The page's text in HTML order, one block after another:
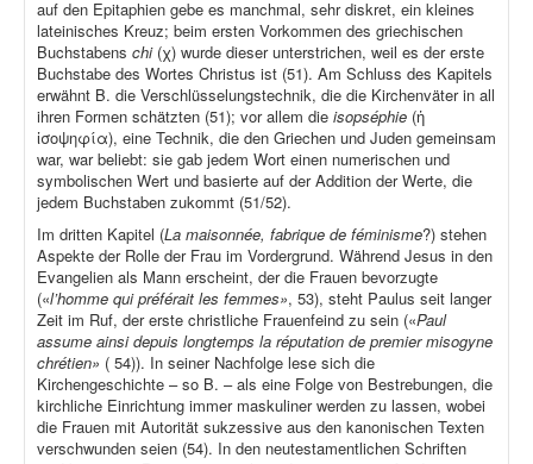
auf den Epitaphien gebe es manchmal, sehr diskret, ein kleines
lateinisches Kreuz; beim ersten Vorkommen des griechischen
Buchstabens chi (χ) wurde dieser unterstrichen, weil es der erste
Buchstabe des Wortes Christus ist (51). Am Schluss des Kapitels
erwähnt B. die Verschlüsselungstechnik, die die Kirchenväter in all
ihren Formen schätzten (51); vor allem die isopséphie (ἡ
ἰσοψηφία), eine Technik, die den Griechen und Juden gemeinsam
war, war beliebt: sie gab jedem Wort einen numerischen und
symbolischen Wert und basierte auf der Addition der Werte, die
jedem Buchstaben zukommt (51/52).
Im dritten Kapitel (La maisonnée, fabrique de féminisme?) stehen
Aspekte der Rolle der Frau im Vordergrund. Während Jesus in den
Evangelien als Mann erscheint, der die Frauen bevorzugte
(«l’homme qui préférait les femmes», 53), steht Paulus seit langer
Zeit im Ruf, der erste christliche Frauenfeind zu sein («Paul
assume ainsi depuis longtemps la réputation de premier misogyne
chrétien» ( 54)). In seiner Nachfolge lese sich die
Kirchengeschichte – so B. – als eine Folge von Bestrebungen, die
kirchliche Einrichtung immer maskuliner werden zu lassen, wobei
die Frauen mit Autorität sukzessive aus den kanonischen Texten
verschwunden seien (54). In den neutestamentlichen Schriften